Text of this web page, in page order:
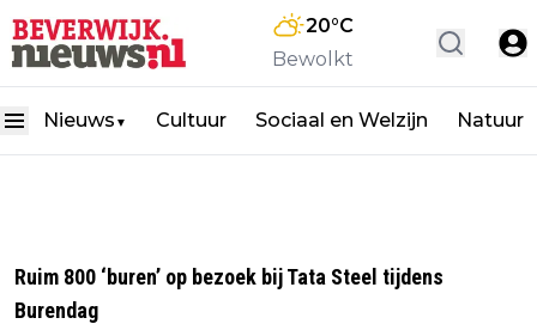
20°C
Bewolkt
Nieuws ▼ Cultuur Sociaal en Welzijn Natuur
Ruim 800 ‘buren’ op bezoek bij Tata Steel tijdens
Burendag